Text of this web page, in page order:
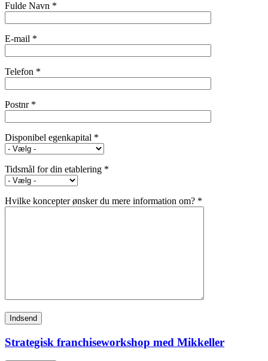
Fulde Navn *
E-mail *
Telefon *
Postnr *
Disponibel egenkapital *
Tidsmål for din etablering *
Hvilke koncepter ønsker du mere information om? *
Strategisk franchiseworkshop med Mikkeller